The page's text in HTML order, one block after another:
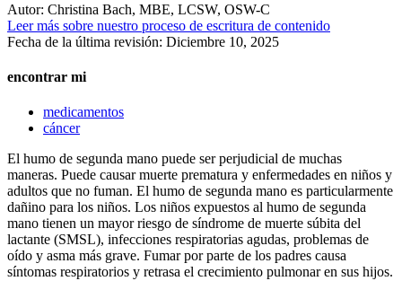
Autor: Christina Bach, MBE, LCSW, OSW-C
Leer más sobre nuestro proceso de escritura de contenido
Fecha de la última revisión: Diciembre 10, 2025
encontrar mi
medicamentos
cáncer
El humo de segunda mano puede ser perjudicial de muchas
maneras. Puede causar muerte prematura y enfermedades en niños y
adultos que no fuman. El humo de segunda mano es particularmente
dañino para los niños. Los niños expuestos al humo de segunda
mano tienen un mayor riesgo de síndrome de muerte súbita del
lactante (SMSL), infecciones respiratorias agudas, problemas de
oído y asma más grave. Fumar por parte de los padres causa
síntomas respiratorios y retrasa el crecimiento pulmonar en sus hijos.